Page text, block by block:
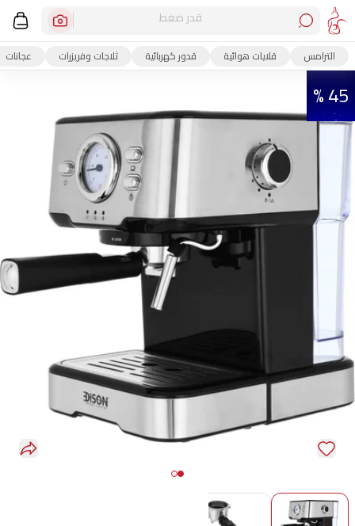
قدر ضغط
الترامس قلايات هوائية قدور كهربائية ثلاجات وفريزرات عجانات
45 %